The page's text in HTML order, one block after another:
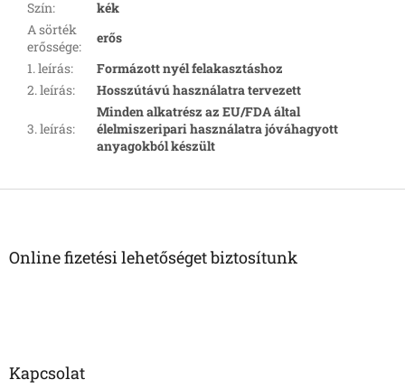
Szín:
kék
A sörték
erőssége:
erős
1. leírás:
Formázott nyél felakasztáshoz
2. leírás: Hosszútávú használatra tervezett
3. leírás:
Minden alkatrész az EU/FDA által
élelmiszeripari használatra jóváhagyott
anyagokból készült
Online fizetési lehetőséget biztosítunk
Kapcsolat